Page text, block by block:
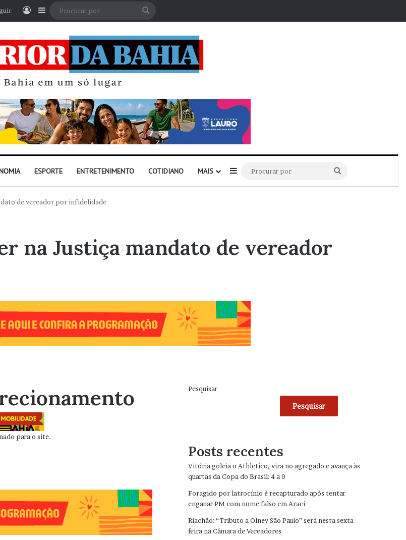
EntrarBarra Lateral
ESPORTE ENTRETENIMENTO COTIDIANO MAIS Barra Lateral
por
de vereador por infidelidade
na Justiça mandato de vereador
para o site.
Pesquisar
Pesquisar
Posts recentes
Vitória goleia o Athletico, vira no agregado e avança às
quartas da Copa do Brasil: 4 a 0
Foragido por latrocínio é recapturado após tentar
enganar PM com nome falso em Araci
Riachão: “Tributo a Olney São Paulo” será nesta sexta-
feira na Câmara de Vereadores